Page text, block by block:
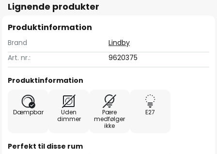
Lignende produkter
Produktinformation
Brand
Lindby
Art. nr.:
9620375
Produktinformation
Dæmpbar
Uden
dimmer
Pære
medfølger
ikke
E27
Perfekt til disse rum